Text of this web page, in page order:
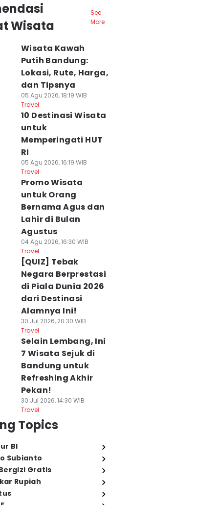
Wisata
See
More
Wisata Kawah
Putih Bandung:
Lokasi, Rute, Harga,
dan Tipsnya
05 Agu 2026, 18:19 WIB
Travel
10 Destinasi Wisata
untuk
Memperingati HUT
RI
05 Agu 2026, 16:19 WIB
Travel
Promo Wisata
untuk Orang
Bernama Agus dan
Lahir di Bulan
Agustus
04 Agu 2026, 16:30 WIB
Travel
[QUIZ] Tebak
Negara Berprestasi
di Piala Dunia 2026
dari Destinasi
Alamnya Ini!
30 Jul 2026, 20:30 WIB
Travel
Selain Lembang, Ini
7 Wisata Sejuk di
Bandung untuk
Refreshing Akhir
Pekan!
30 Jul 2026, 14:30 WIB
Travel
Topics
BI
Subianto
Gratis
Rupiah